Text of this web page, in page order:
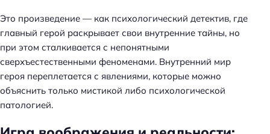
Это произведение — как психологический детектив, где
главный герой раскрывает свои внутренние тайны, но
при этом сталкивается с непонятными
сверхъестественными феноменами. Внутренний мир
героя переплетается с явлениями, которые можно
объяснить только мистикой либо психологической
патологией.